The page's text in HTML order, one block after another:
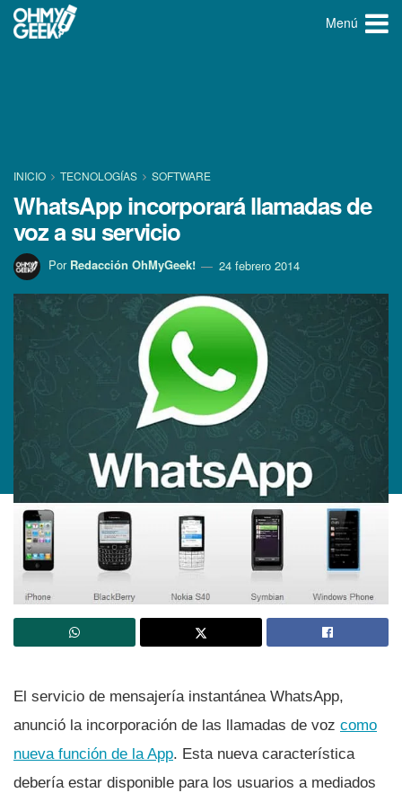
Menú
INICIO TECNOLOGÍ­AS SOFTWARE
WhatsApp incorporará llamadas de
voz a su servicio
Por Redacción OhMyGeek! 24 febrero 2014
El servicio de mensajerí­a instantánea WhatsApp,
anunció la incorporación de las llamadas de voz como
nueva función de la App. Esta nueva caracterí­stica
deberí­a estar disponible para los usuarios a mediados